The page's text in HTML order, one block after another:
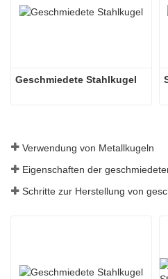
Geschmiedete Stahlkugel
Verwendung von Metallkugeln